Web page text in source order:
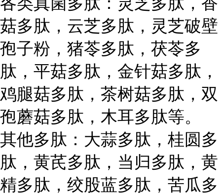
菇多肽，云芝多肽，灵芝破壁
孢子粉，猪苓多肽，茯苓多
肽，平菇多肽，金针菇多肽，
鸡腿菇多肽，茶树菇多肽，双
孢蘑菇多肽，木耳多肽等。
其他多肽：大蒜多肽，桂圆多
肽，黄芪多肽，当归多肽，黄
精多肽，绞股蓝多肽，苦瓜多